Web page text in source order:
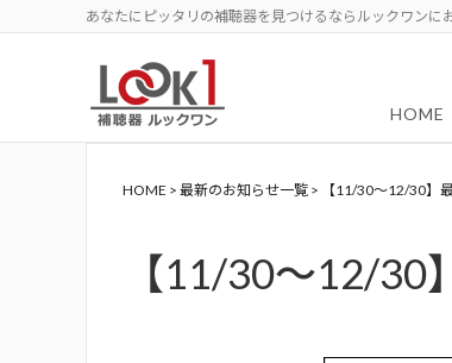
あなたにピッタリの補聴器を見つけるならルックワンに
HOME
HOME > 最新のお知らせ一覧 > 【11/30～12/30】
【11/30～12/30